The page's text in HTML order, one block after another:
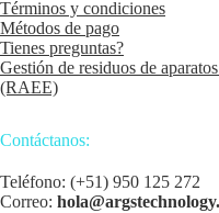
Términos y condiciones
Métodos de pago
Tienes preguntas?
Gestión de residuos de
(RAEE)
Contáctanos:
Teléfono: (+51) 950 125 272
Correo: